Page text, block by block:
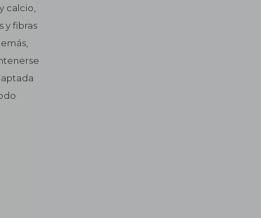
calcio,
y fibras